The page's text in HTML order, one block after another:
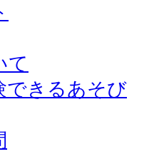
て
できるあそび